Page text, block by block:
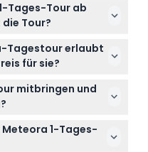
Tages-Tour ab
Tour?
gegen 8:00 Uhr
etwa 13,5 bis 14
(Änderungen
Sie die Zeiten bei der
Tagestour erlaubt
für sie?
den vollen
von 0-3 Jahren
Bitte geben Sie alle
mit an.
mitbringen und
Smartphone mit, um
tragen Sie
1-Tages-